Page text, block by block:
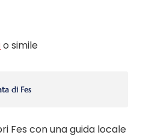
o simile
di Fes
Fes con una guida locale